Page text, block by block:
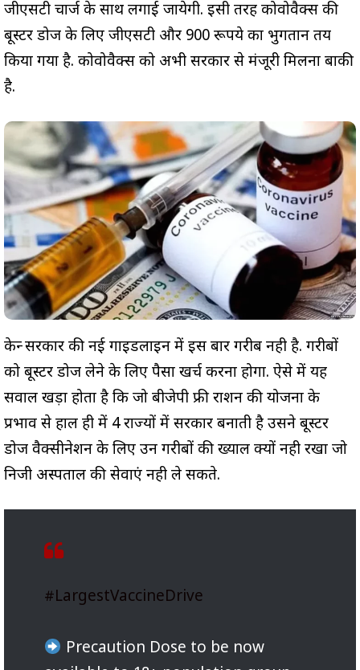
जीएसटी चार्ज के साथ लगाई जायेगी. इसी तरह कोवोवैक्स की
बूस्टर डोज के लिए जीएसटी और 900 रूपये का भुगतान तय
किया गया है. कोवोवैक्स को अभी सरकार से मंजूरी मिलना बाकी
है.
केन्द्र सरकार की नई गाइडलाइन में इस बार गरीब नही है. गरीबों
को बूस्टर डोज लेने के लिए पैसा खर्च करना होगा. ऐसे में यह
सवाल खड़ा होता है कि जो बीजेपी फ्री राशन की योजना के
प्रभाव से हाल ही में 4 राज्यों में सरकार बनाती है उसने बूस्टर
डोज वैक्सीनेशन के लिए उन गरीबों की ख्याल क्यों नही रखा जो
निजी अस्पताल की सेवाएं नही ले सकते.
#LargestVaccineDrive
Precaution Dose to be now